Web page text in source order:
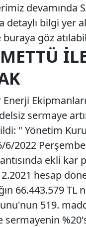
devamında
detaylı bilgi yer
göz
Enerji
sermaye
" Yönetim
6/2022
ekli kar
hesap
66.443.579
519.
sermayenin